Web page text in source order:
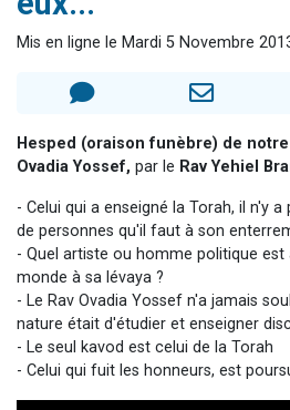
30 personnes viennent de
Il reste 49 places
Mis en ligne le Mardi 5 Novembre
Hesped (oraison funèbre) de
Ovadia Yossef, par le Rav Yehiel
- Celui qui a enseigné la Torah, il n'y
de personnes qu'il faut à son
- Quel artiste ou homme politique
monde à sa lévaya ?
- Le Rav Ovadia Yossef n'a jamais
nature était d'étudier et enseigner
- Le seul kavod est celui de la Torah
- Celui qui fuit les honneurs, est